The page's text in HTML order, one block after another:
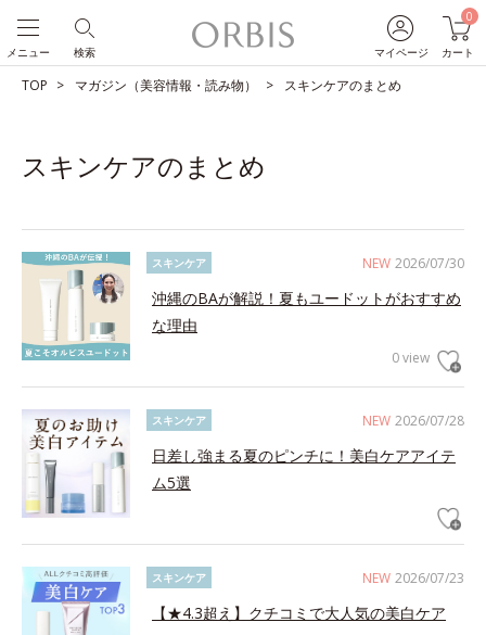
マイページ
0
カート
検索
メニュー
TOP マガジン（美容情報・読み物） スキンケアのまとめ
スキンケアのまとめ
NEW 2026/07/30
スキンケア
沖縄のBAが解説！夏もユードットがおすすめ
な理由
0 view
NEW 2026/07/28
スキンケア
日差し強まる夏のピンチに！美白ケアアイテ
ム5選
NEW 2026/07/23
スキンケア
【★4.3超え】クチコミで大人気の美白ケア